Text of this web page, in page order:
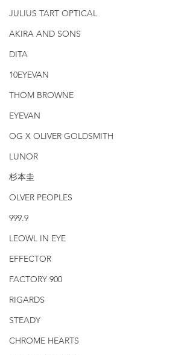
JULIUS TART OPTICAL
AKIRA AND SONS
DITA
10EYEVAN
THOM BROWNE
EYEVAN
OG X OLIVER GOLDSMITH
LUNOR
杉本圭
OLVER PEOPLES
999.9
LEOWL IN EYE
EFFECTOR
FACTORY 900
RIGARDS
STEADY
CHROME HEARTS